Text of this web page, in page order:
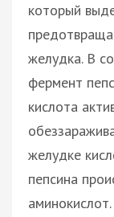
который
желудка. В
фермент
кислота
желудке
пепсина